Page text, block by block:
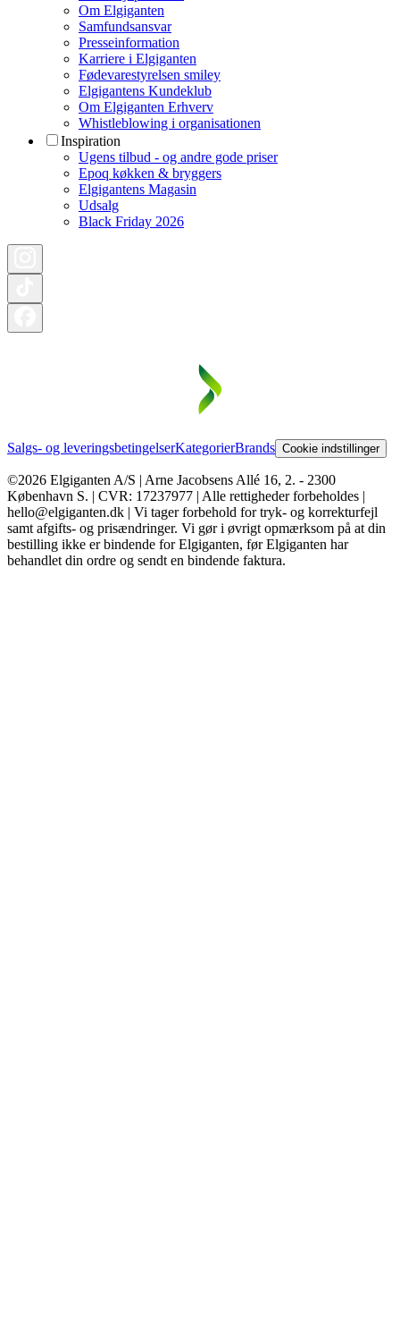
Om Elgiganten
Samfundsansvar
Presseinformation
Karriere i Elgiganten
Fødevarestyrelsen smiley
Elgigantens Kundeklub
Om Elgiganten Erhverv
Whistleblowing i organisationen
Inspiration
Ugens tilbud - og andre gode priser
Epoq køkken & bryggers
Elgigantens Magasin
Udsalg
Black Friday 2026
Salgs- og leveringsbetingelserKategorierBrands Cookie indstillinger
©2026 Elgiganten A/S | Arne Jacobsens Allé 16, 2. - 2300
København S. | CVR: 17237977 | Alle rettigheder forbeholdes |
hello@elgiganten.dk | Vi tager forbehold for tryk- og korrekturfejl
samt afgifts- og prisændringer. Vi gør i øvrigt opmærksom på at din
bestilling ikke er bindende for Elgiganten, før Elgiganten har
behandlet din ordre og sendt en bindende faktura.